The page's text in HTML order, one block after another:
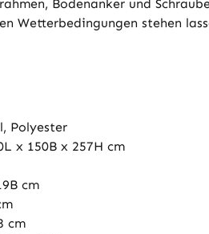
Bodenanker und
Wetterbedingungen stehen
Polyester
x 150B x 257H cm
cm
cm